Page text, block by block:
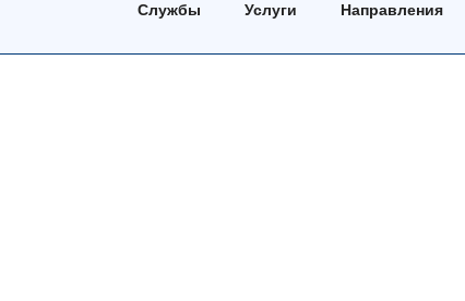
Службы Услуги Направления